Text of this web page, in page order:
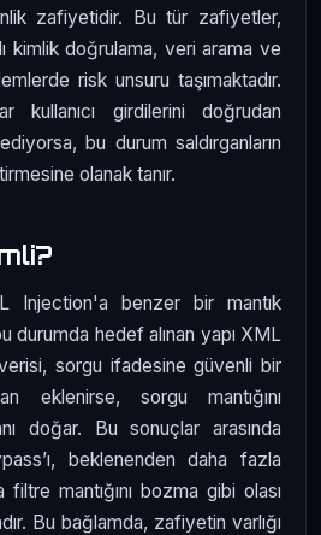
zafiyetidir. Bu tür zafiyetler,
kimlik doğrulama, veri arama ve
risk unsuru taşımaktadır.
kullanıcı girdilerini doğrudan
bu durum saldırganların
olanak tanır.
Injection'a benzer bir mantık
durumda hedef alınan yapı XML
verisi, sorgu ifadesine güvenli bir
eklenirse, sorgu mantığını
doğar. Bu sonuçlar arasında
beklenenden daha fazla
mantığını bozma gibi olası
Bu bağlamda, zafiyetin varlığı